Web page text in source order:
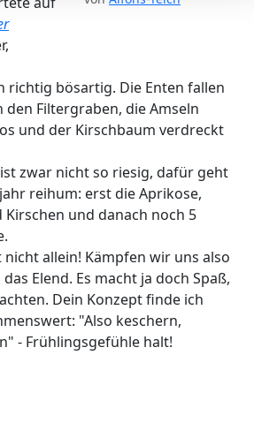
richtig bösartig. Die Enten fallen
Filtergraben, die Amseln
und der Kirschbaum verdreckt
zwar nicht so riesig, dafür geht
reihum: erst die Aprikose,
und danach noch 5
nicht allein! Kämpfen wir uns also
Elend. Es macht ja doch Spaß,
Dein Konzept finde ich
"Also keschern,
- Frühlingsgefühle halt!